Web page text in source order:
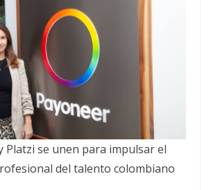
Platzi se unen para impulsar el
del talento colombiano